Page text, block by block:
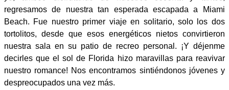
regresamos de nuestra tan esperada escapada a Miami
Beach. Fue nuestro primer viaje en solitario, solo los dos
tortolitos, desde que esos energéticos nietos convirtieron
nuestra sala en su patio de recreo personal. ¡Y déjenme
decirles que el sol de Florida hizo maravillas para reavivar
nuestro romance! Nos encontramos sintiéndonos jóvenes y
despreocupados una vez más.